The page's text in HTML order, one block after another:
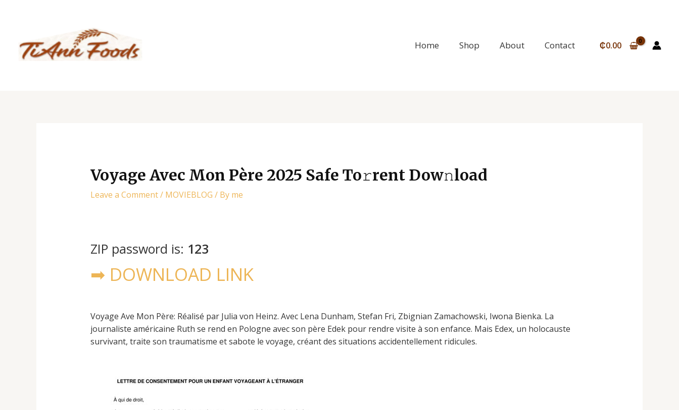
Home Shop About Contact ₵0.00
Voyage Avec Mon Père 2025 Safe To𝚛rent Dow𝚗load
Leave a Comment/ MOVIEBLOG / By me
ZIP password is: 123
➡ DOWNLOAD LINK
Voyage Ave Mon Père: Réalisé par Julia von Heinz. Avec Lena Dunham, Stefan Fri, Zbignian Zamachowski, Iwona Bienka. La
journaliste américaine Ruth se rend en Pologne avec son père Edek pour rendre visite à son enfance. Mais Edex, un holocauste
survivant, traite son traumatisme et sabote le voyage, créant des situations accidentellement ridicules.